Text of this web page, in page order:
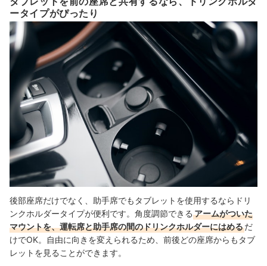
ータイプがぴったり
後部座席だけでなく、助手席でもタブレットを使用するならドリ
ンクホルダータイプが便利です。角度調節できる アームがついた
マウントを、運転席と助手席の間のドリンクホルダーにはめるだ
けでOK。自由に向きを変えられるため、前後どの座席からもタブ
レットを見ることができます。